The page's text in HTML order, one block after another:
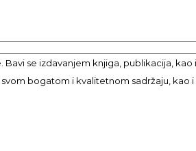
Bavi se izdavanjem knjiga, publikacija, kao
bogatom i kvalitetnom sadržaju, kao